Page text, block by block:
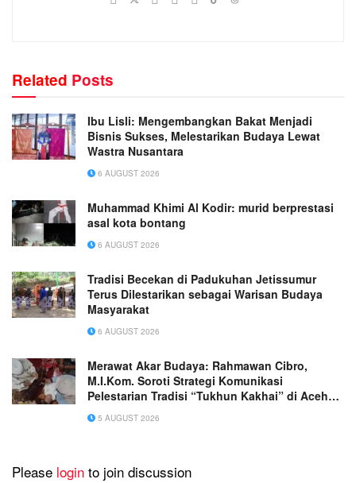
Related Posts
Ibu Lisli: Mengembangkan Bakat Menjadi
Bisnis Sukses, Melestarikan Budaya Lewat
Wastra Nusantara
6 AUGUST 2026
Muhammad Khimi Al Kodir: murid berprestasi
asal kota bontang
6 AUGUST 2026
Tradisi Becekan di Padukuhan Jetissumur
Terus Dilestarikan sebagai Warisan Budaya
Masyarakat
6 AUGUST 2026
Merawat Akar Budaya: Rahmawan Cibro,
M.I.Kom. Soroti Strategi Komunikasi
Pelestarian Tradisi “Tukhun Kakhai” di Aceh
Singkil
5 AUGUST 2026
Please login to join discussion